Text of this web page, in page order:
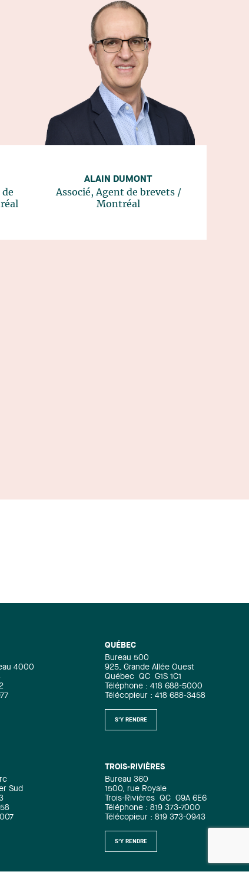
de
ALAIN DUMONT
Associé, Agent de brevets/
Montréal
4000
QUÉBEC
Bureau 500
925, Grande Allée Ouest
Québec QC G1S 1C1
Téléphone : 418 688-5000
Télécopieur : 418 688-3458
S'Y RENDRE
Sud
TROIS-RIVIÈRES
Bureau 360
1500, rue Royale
Trois-Rivières QC G9A 6E6
Téléphone : 819 373-7000
Télécopieur : 819 373-0943
S'Y RENDRE